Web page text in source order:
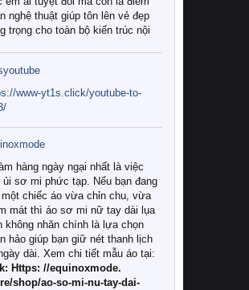
nghệ thuật giúp tôn lên vẻ đẹp
trọng cho toàn bộ kiến trúc nội
nhiên, giữa thị trường đa dạng
vàn thương hiệu và mẫu mã
hiện nay, làm thế nào để chọn
những bộ chăn ga gối đệm cao
thực sự chất lượng, phù hợp với
và nhu cầu sử dụng của gia
Hãy cùng chúng tôi đi tìm lời
đáp chi tiết qua bài viết dưới đây.
sao các gia đình hiện đại lại ưa
chăn ga gối đệm cao cấp?
với các dòng sản phẩm thông
những bộ chăn ga gối đệm
cấp trải qua quy trình sản xuất
www-yt1s.click/youtube-to-
hàng ngày ngại nhất là việc
ủi sơ mi phức tạp. Nếu bạn đang
chiếc áo vừa chỉn chu, vừa
mát thì áo sơ mi nữ tay dài lụa
không nhăn chính là lựa chọn
hảo giúp bạn giữ nét thanh lịch
dài. Xem chi tiết mẫu áo tại:
Https: //equinoxmode.
shop/ao-so-mi-nu-tay-dai-